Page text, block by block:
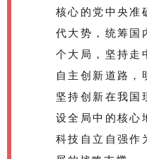
核心的党中央准
代大势，统筹国
个大局，坚持走
自主创新道路，
坚持创新在我国
设全局中的核心
科技自立自强作